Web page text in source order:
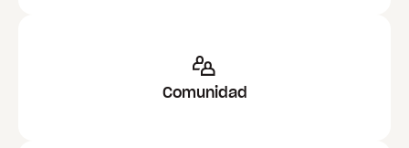
Comunidad